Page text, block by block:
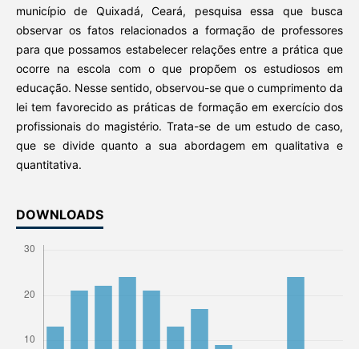
município de Quixadá, Ceará, pesquisa essa que busca
observar os fatos relacionados a formação de professores
para que possamos estabelecer relações entre a prática que
ocorre na escola com o que propõem os estudiosos em
educação. Nesse sentido, observou-se que o cumprimento da
lei tem favorecido as práticas de formação em exercício dos
profissionais do magistério. Trata-se de um estudo de caso,
que se divide quanto a sua abordagem em qualitativa e
quantitativa.
DOWNLOADS